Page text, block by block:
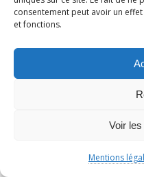
consentement peut avoir un
et fonctions.
Voir
Mentions
PÉTITIONYADAN
PEUPLE
PHILIP SPENCER
PHILIPPE